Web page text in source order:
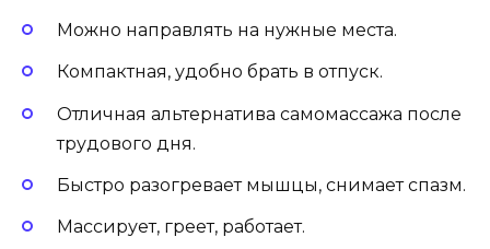
Можно направлять на нужные места.
Компактная, удобно брать в отпуск.
Отличная альтернатива самомассажа после
трудового дня.
Быстро разогревает мышцы, снимает спазм.
Массирует, греет, работает.